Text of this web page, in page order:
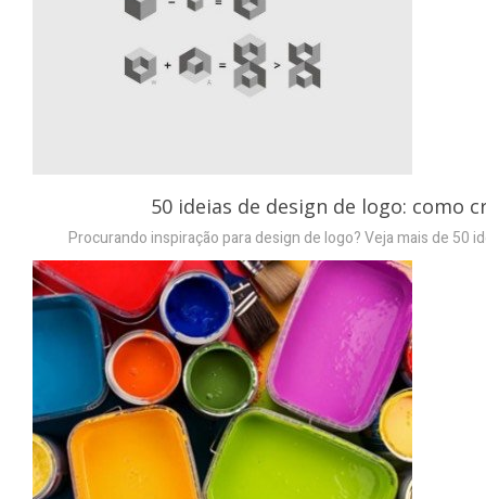
50 ideias de design de logo:
Procurando inspiração para design de logo? Veja mais de 50